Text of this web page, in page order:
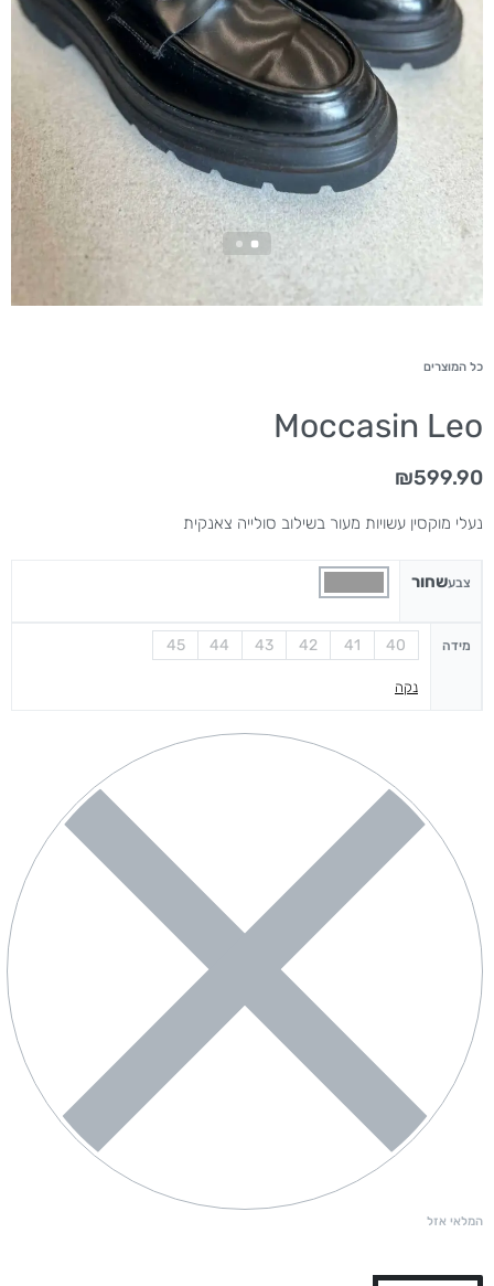
כל המוצרים
Moccasin Leo
₪599.90
נעלי מוקסין עשויות מעור בשילוב סולייה צאנקית
צבעשחור
מידה 40
41
42
43
44
45
נקה
המלאי אזל